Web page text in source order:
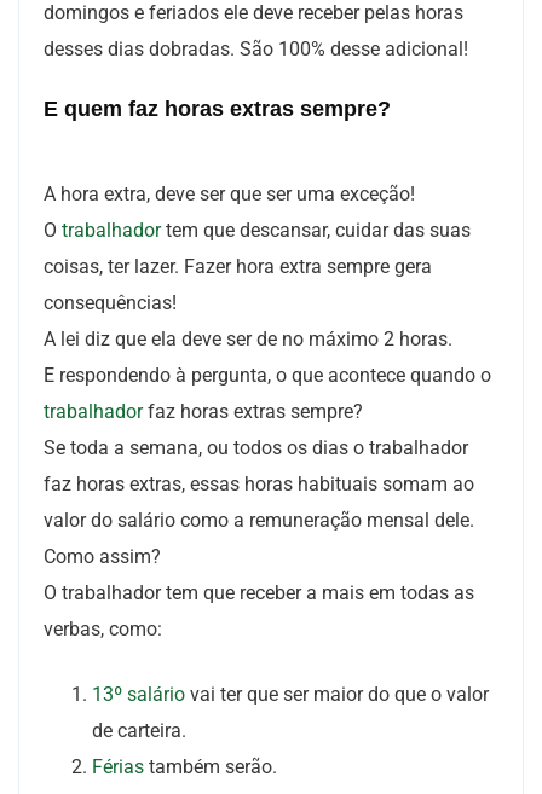
domingos e feriados ele deve receber pelas horas
desses dias dobradas. São 100% desse adicional!
E quem faz horas extras sempre?
A hora extra, deve ser que ser uma exceção!
O trabalhadortem que descansar, cuidar das suas
coisas, ter lazer. Fazer hora extra sempre gera
consequências!
A lei diz que ela deve ser de no máximo 2 horas.
E respondendo à pergunta, o que acontece quando o
trabalhadorfaz horas extras sempre?
Se toda a semana, ou todos os dias o trabalhador
faz horas extras, essas horas habituais somam ao
valor do salário como a remuneração mensal dele.
Como assim?
O trabalhador tem que receber a mais em todas as
verbas, como:
13º salário vai ter que ser maior do que o valor
de carteira.
Férias também serão.